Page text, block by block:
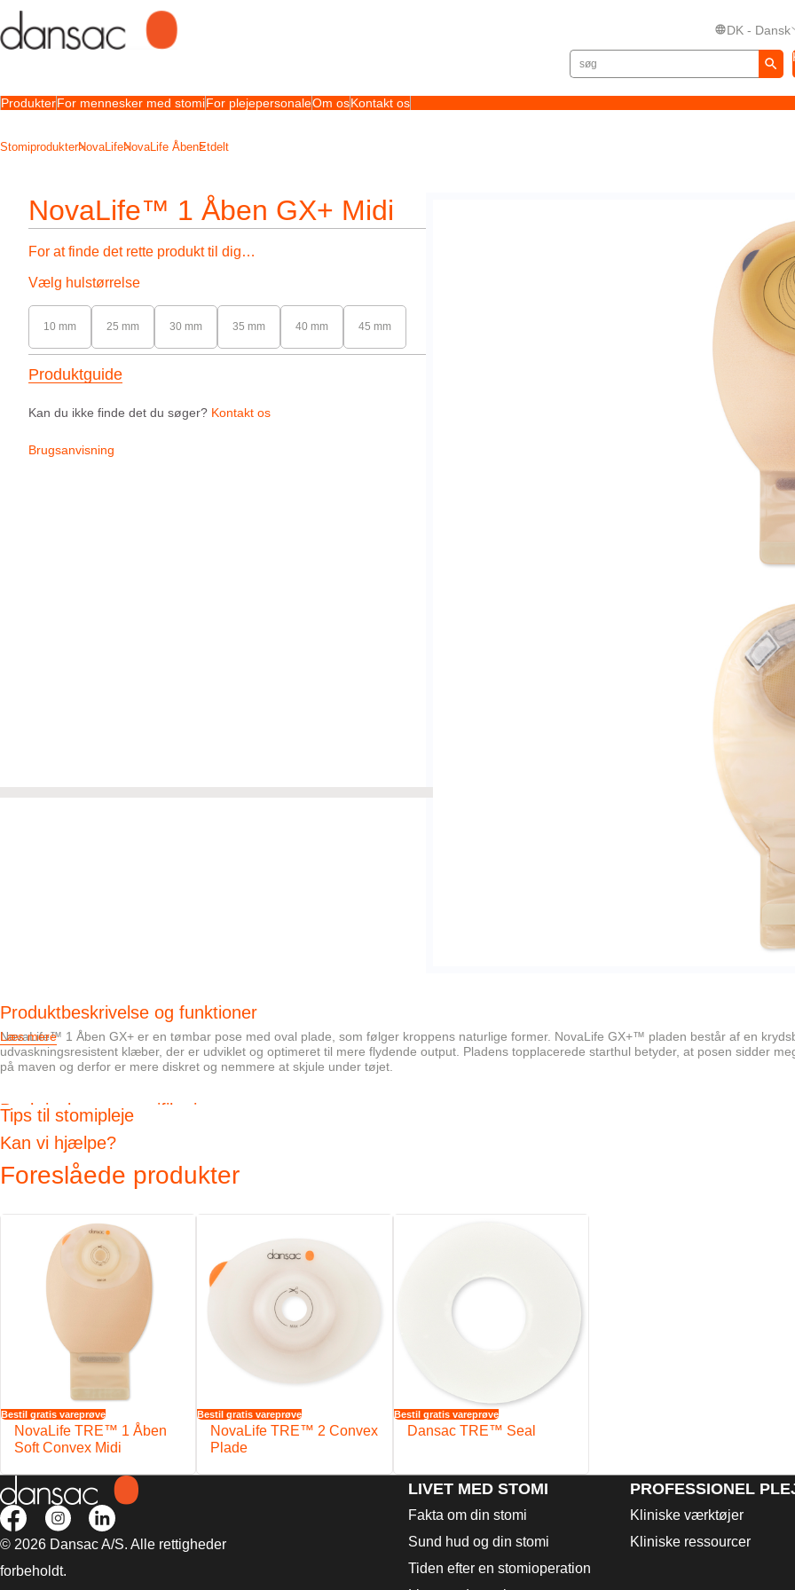
DK - Dansk
ProdukterFor mennesker med stomiFor plejepersonaleOm osKontakt os
StomiprodukterNovaLifeNovaLife ÅbenEtdelt
NovaLife™ 1 Åben GX+ Midi
For at finde det rette produkt til dig…
Vælg hulstørrelse
10 mm 25 mm 30 mm 35 mm 40 mm 45 mm
Produktguide
Kan du ikke finde det du søger? Kontakt os
Brugsanvisning
Produktbeskrivelse og funktioner
NovaLife™ 1 Åben GX+ er en tømbar pose med oval plade, som følger kroppens naturlige former. NovaLife GX+™ pladen består af en
udvaskningsresistent klæber, der er udviklet og optimeret til mere flydende output. Pladens topplacerede starthul betyder, at posen sidder
på maven og derfor er mere diskret og nemmere at skjule under tøjet.
Beskrivelse og specifikationer
Den ovale NovaLife GX+™ plade består af en krydsbunden og udvaskningsresistent klæber, der er udviklet til mere flydende output
Med gradueret plade, hvilket vil sige, at pladen er tykkest inde omkring stomien og bliver tyndere ud mod kanterne
Med EasiView™ vindue, der gør det let at inspicere stomien og sikre, at bandagen placeres korrekt
Med topplacerede starthul, der gør, at posen sidder meget lavere på maven og derfor er mere diskret og nemmere at skjule under tøjet
Det reducerede poseareal over pladen gør posen mere diskret og modvirker fremfald
Afløbet skjules diskret af posens form, så den er mere komfortabel og lettere at skjule under tøjet.
Integreret lukning med VELCRO
Brand og bred åbning
Med effektivt NovaLife™ kulfilter, der absorberer lugte og er designet til at minimere risikoen for vacuum- og ballondannelse. Membraner
sider af filteret beskytter mod væske og gør brugen af filterbrikker unødvendig
Blød og vandafvisende stofbeklædning
Læs mere
Tips til stomipleje
Kan vi hjælpe?
Foreslåede produkter
Bestil gratis vareprøve
NovaLife TRE™ 1 Åben
Soft Convex Midi
Bestil gratis vareprøve
NovaLife TRE™ 2 Convex
Plade
Bestil gratis vareprøve
Dansac TRE™ Seal
© 2026 Dansac A/S. Alle rettigheder
forbeholdt.
LIVET MED STOMI
Fakta om din stomi
Sund hud og din stomi
Tiden efter en stomioperation
PROFESSIONEL
Kliniske værktøjer
Kliniske ressourcer